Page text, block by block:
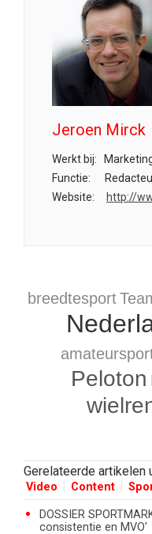
Jeroen Mirck
Werkt bij:
Functie:
Website:
http://
breedtesport
Peloton
Gerelateerde artikelen
Video Content
DOSSIER
consistentie en MVO'